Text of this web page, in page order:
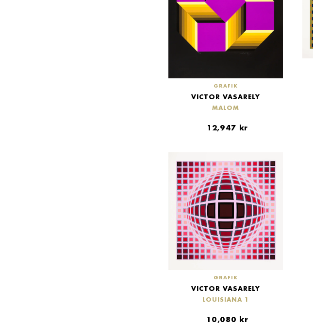
GRAFIK
VICTOR VASARELY
MALOM
12,947 kr
GRAFIK
VICTOR VASARELY
LOUISIANA 1
10,080 kr